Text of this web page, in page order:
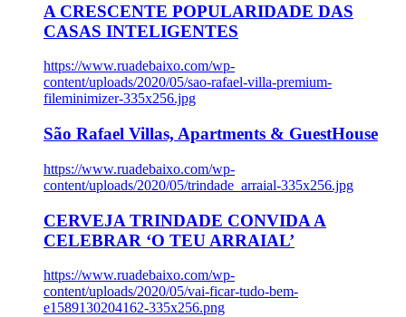
A CRESCENTE POPULARIDADE DAS
CASAS INTELIGENTES
https://www.ruadebaixo.com/wp-
content/uploads/2020/05/sao-rafael-villa-premium-
fileminimizer-335x256.jpg
São Rafael Villas, Apartments & GuestHouse
https://www.ruadebaixo.com/wp-
content/uploads/2020/05/trindade_arraial-335x256.jpg
CERVEJA TRINDADE CONVIDA A
CELEBRAR ‘O TEU ARRAIAL’
https://www.ruadebaixo.com/wp-
content/uploads/2020/05/vai-ficar-tudo-bem-
e1589130204162-335x256.png